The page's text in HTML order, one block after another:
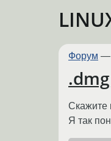
Форум —
Скажите
Я так